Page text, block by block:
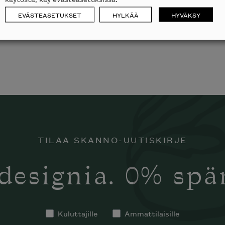
TILAA SKANNO-UUTISKIRJE
0%
Kuluttajille Ammattilaisille
EVÄSTEASETUKSET HYLKÄÄ HYVÄKSY